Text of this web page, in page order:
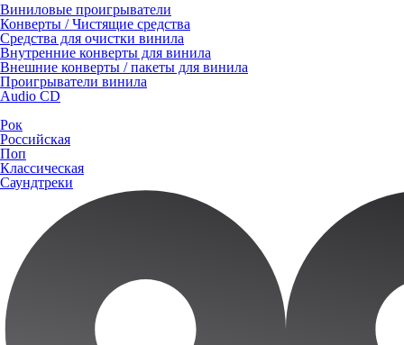
Виниловые проигрыватели
Конверты / Чистящие средства
Средства для очистки винила
Внутренние конверты для винила
Внешние конверты / пакеты для винила
Проигрыватели винила
Audio CD
Рок
Российская
Поп
Классическая
Саундтреки